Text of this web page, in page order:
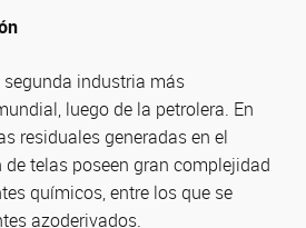
industria más
luego de la petrolera. En
residuales generadas en el
telas poseen gran complejidad
químicos, entre los que se
azoderivados.